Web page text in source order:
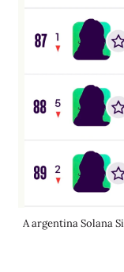
A argentina Solana